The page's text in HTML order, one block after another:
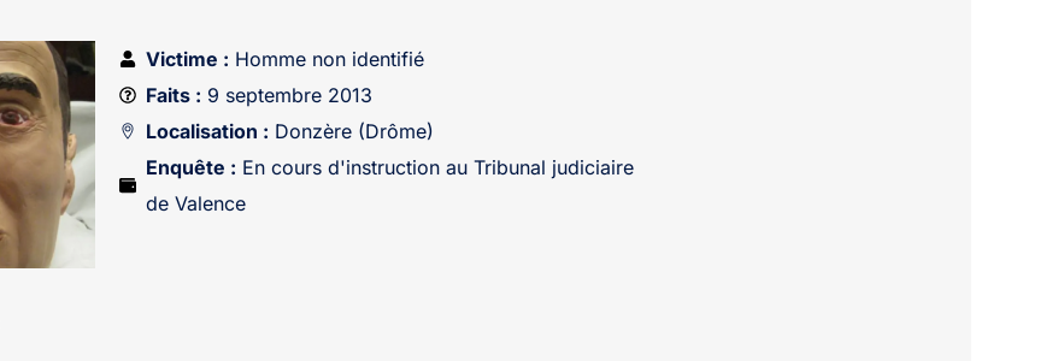
Victime : Homme non identifié
Faits : 9 septembre 2013
Localisation : Donzère (Drôme)
Enquête : En cours d'instruction au Tribunal judiciaire
de Valence